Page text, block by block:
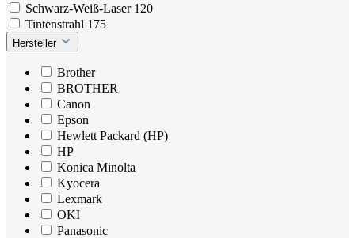
Schwarz-Weiß-Laser 120
Tintenstrahl 175
Hersteller
Brother
BROTHER
Canon
Epson
Hewlett Packard (HP)
HP
Konica Minolta
Kyocera
Lexmark
OKI
Panasonic